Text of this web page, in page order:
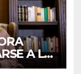
A LA
DE